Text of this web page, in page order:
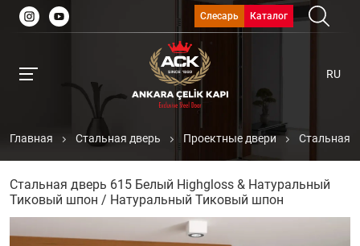
Слесарь Каталог
RU
Главная Стальная дверь Проектные двери Стальная
Стальная дверь 615 Белый Highgloss & Натуральный
Тиковый шпон / Натуральный Тиковый шпон